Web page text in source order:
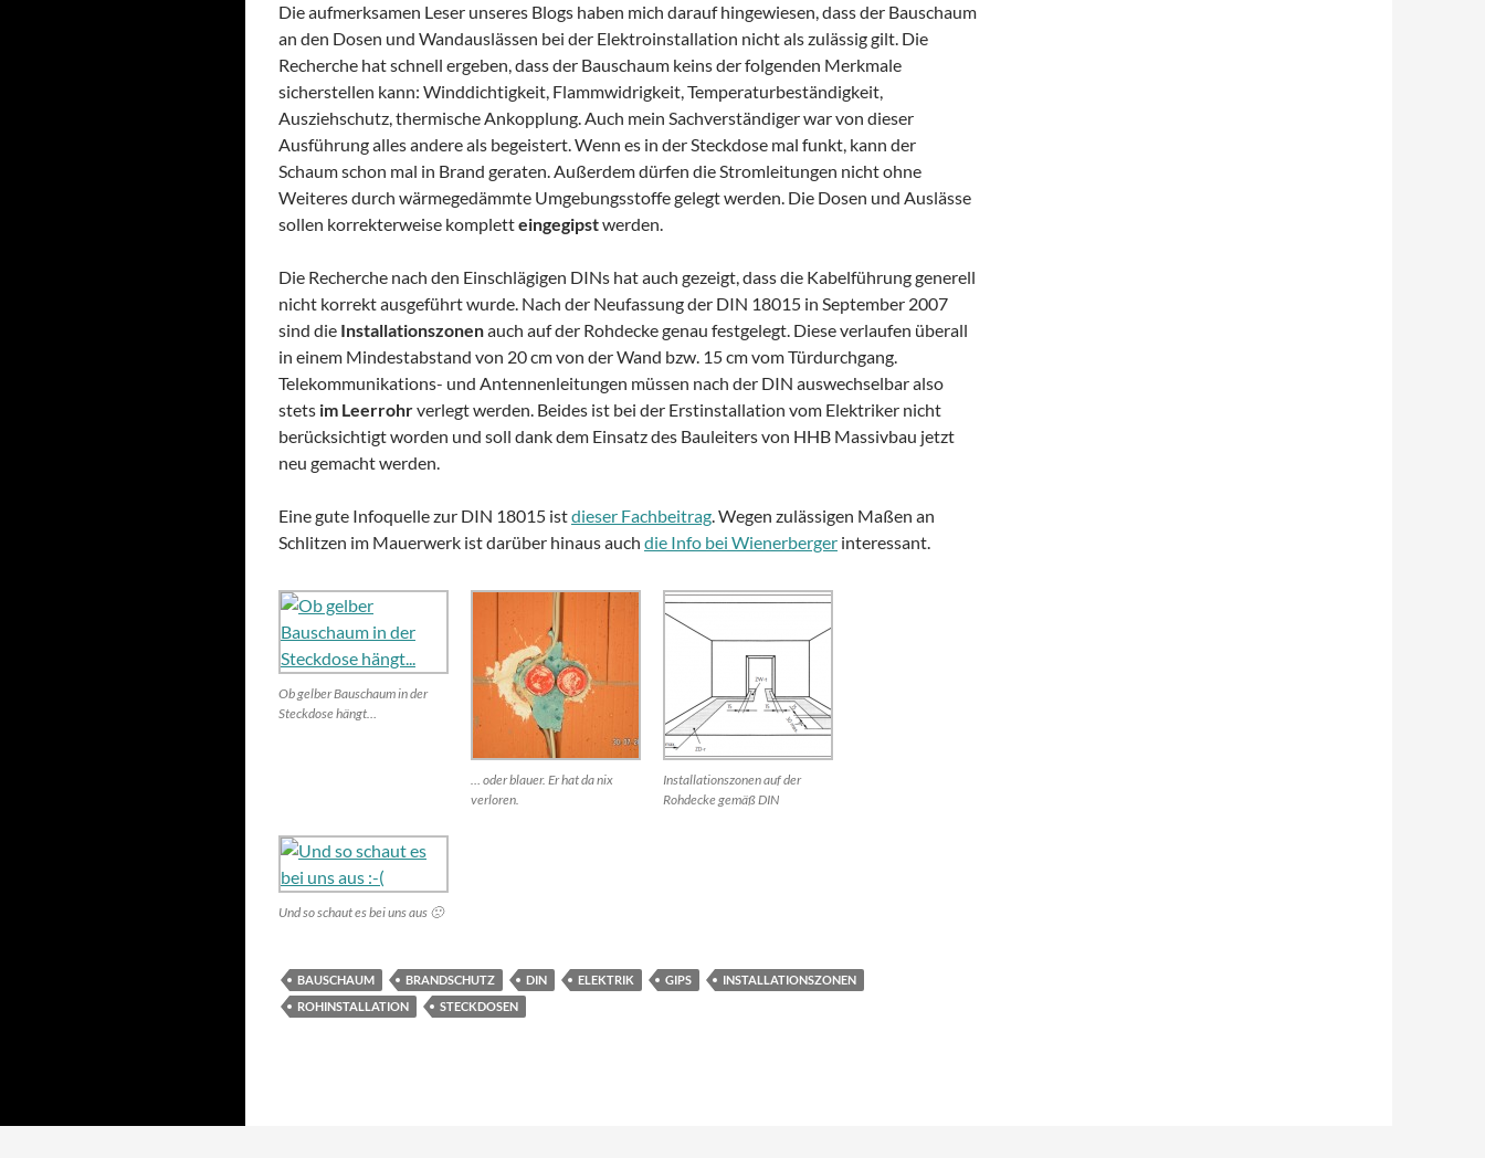
Die aufmerksamen Leser unseres Blogs haben mich darauf hingewiesen, dass der Bauschaum
an den Dosen und Wandauslässen bei der Elektroinstallation nicht als zulässig gilt. Die
Recherche hat schnell ergeben, dass der Bauschaum keins der folgenden Merkmale
sicherstellen kann: Winddichtigkeit, Flammwidrigkeit, Temperaturbeständigkeit,
Ausziehschutz, thermische Ankopplung. Auch mein Sachverständiger war von dieser
Ausführung alles andere als begeistert. Wenn es in der Steckdose mal funkt, kann der
Schaum schon mal in Brand geraten. Außerdem dürfen die Stromleitungen nicht ohne
Weiteres durch wärmegedämmte Umgebungsstoffe gelegt werden. Die Dosen und Auslässe
sollen korrekterweise kompletteingegipstwerden.
Die Recherche nach den Einschlägigen DINs hat auch gezeigt, dass die Kabelführung generell
nicht korrekt ausgeführt wurde. Nach der Neufassung der DIN 18015 in September 2007
sind die Installationszonenauch auf der Rohdecke genau festgelegt. Diese verlaufen überall
in einem Mindestabstand von 20 cm von der Wand bzw. 15 cm vom Türdurchgang.
Telekommunikations- und Antennenleitungen müssen nach der DIN auswechselbar also
stets im Leerrohrverlegt werden. Beides ist bei der Erstinstallation vom Elektriker nicht
berücksichtigt worden und soll dank dem Einsatz des Bauleiters von HHB Massivbau jetzt
neu gemacht werden.
Eine gute Infoquelle zur DIN 18015 istdieser Fachbeitrag. Wegen zulässigen Maßen an
Schlitzen im Mauerwerk ist darüber hinaus auch die Info bei Wienerberger interessant.
Ob gelber Bauschaum in der
Steckdose hängt…
… oder blauer. Er hat da nix
verloren.
Installationszonen auf der
Rohdecke gemäß DIN
Und so schaut es bei uns aus 🙁
BAUSCHAUM BRANDSCHUTZ DIN ELEKTRIK GIPS
INSTALLATIONSZONEN
ROHINSTALLATION
STECKDOSEN